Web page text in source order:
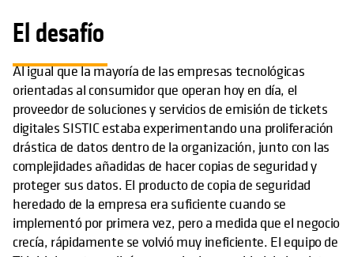
El desafío
Al igual que la mayoría de las empresas tecnológicas
orientadas al consumidor que operan hoy en día, el
proveedor de soluciones y servicios de emisión de tickets
digitales SISTIC estaba experimentando una proliferación
drástica de datos dentro de la organización, junto con las
complejidades añadidas de hacer copias de seguridad y
proteger sus datos. El producto de copia de seguridad
heredado de la empresa era suficiente cuando se
implementó por primera vez, pero a medida que el negocio
crecía, rápidamente se volvió muy ineficiente. El equipo de